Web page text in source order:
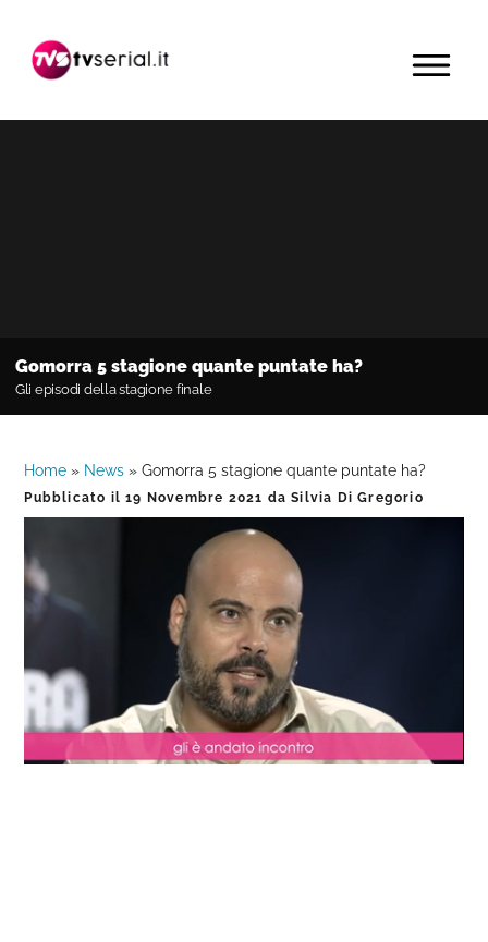
navigazione
contenuto
barra
primaria
MENU
Gomorra 5 stagione quante puntate ha?
Gli episodi della stagione finale
Home » News »Gomorra 5 stagione quante puntate ha?
Pubblicato il19 Novembre 2021 daSilvia Di Gregorio
Unmute
Loaded:
0%
0%